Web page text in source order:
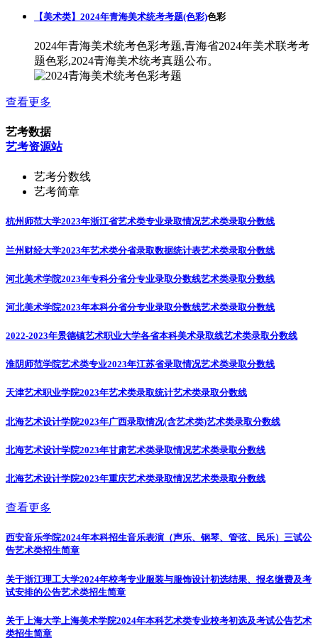
【美术类】2024年青海美术统考考题(色彩)色彩
2024年青海美术统考色彩考题,青海省2024年美术联考考
题色彩,2024青海美术统考真题公布。
查看更多
艺考数据
艺考资源站
艺考分数线
艺考简章
杭州师范大学2023年浙江省艺术类专业录取情况艺术类录取分数线
兰州财经大学2023年艺术类分省录取数据统计表艺术类录取分数线
河北美术学院2023年专科分省分专业录取分数线艺术类录取分数线
河北美术学院2023年本科分省分专业录取分数线艺术类录取分数线
2022-2023年景德镇艺术职业大学各省本科美术录取线艺术类录取分数线
淮阴师范学院艺术类专业2023年江苏省录取情况艺术类录取分数线
天津艺术职业学院2023年艺术类录取统计艺术类录取分数线
北海艺术设计学院2023年广西录取情况(含艺术类)艺术类录取分数线
北海艺术设计学院2023年甘肃艺术类录取情况艺术类录取分数线
北海艺术设计学院2023年重庆艺术类录取情况艺术类录取分数线
查看更多
西安音乐学院2024年本科招生音乐表演（声乐、钢琴、管弦、民乐）三试公
告艺术类招生简章
关于浙江理工大学2024年校考专业服装与服饰设计初选结果、报名缴费及考
试安排的公告艺术类招生简章
关于上海大学上海美术学院2024年本科艺术类专业校考初选及考试公告艺术
类招生简章